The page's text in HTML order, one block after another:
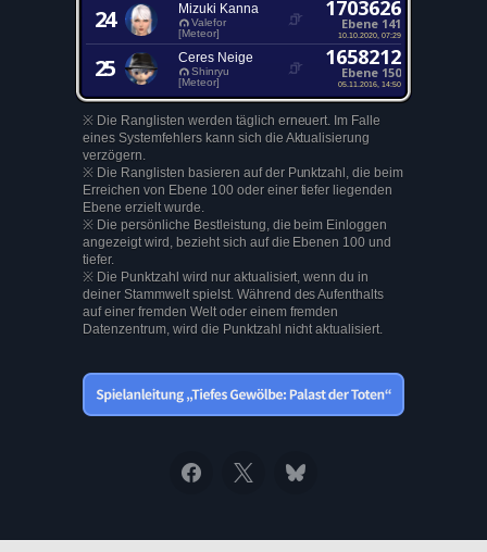
24 Mizuki Kanna
Valefor
[Meteor]
1703626
Ebene 141
10.10.2020, 07:29
25 Ceres Neige
Shinryu
[Meteor]
1658212
Ebene 150
05.11.2016, 14:50
※ Die Ranglisten werden täglich erneuert. Im Falle
eines Systemfehlers kann sich die Aktualisierung
verzögern.
※ Die Ranglisten basieren auf der Punktzahl, die beim
Erreichen von Ebene 100 oder einer tiefer liegenden
Ebene erzielt wurde.
※ Die persönliche Bestleistung, die beim Einloggen
angezeigt wird, bezieht sich auf die Ebenen 100 und
tiefer.
※ Die Punktzahl wird nur aktualisiert, wenn du in
deiner Stammwelt spielst. Während des Aufenthalts
auf einer fremden Welt oder einem fremden
Datenzentrum, wird die Punktzahl nicht aktualisiert.